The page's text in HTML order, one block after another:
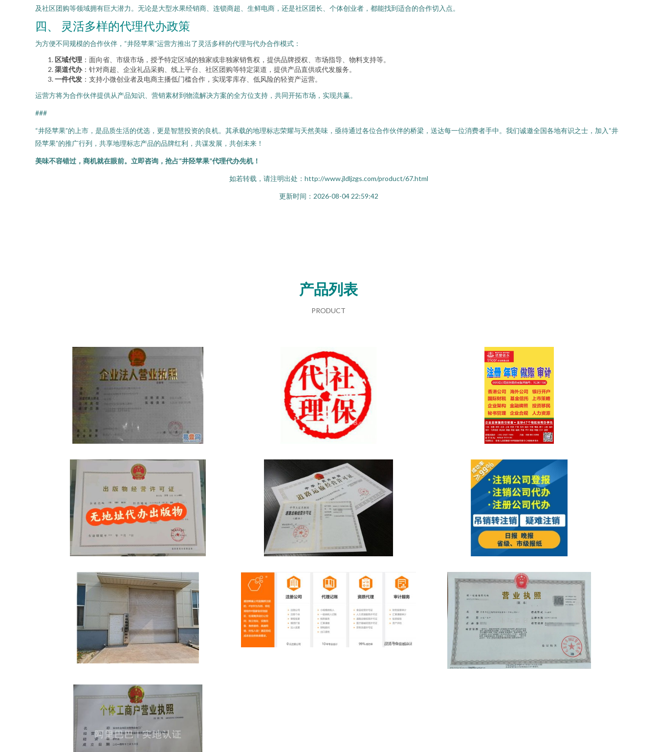
及社区团购等领域拥有巨大潜力。无论是大型水果经销商、连锁商超、生鲜电商，还是社区团长、个体创业者，都能找到适合的合作切入点。
四、 灵活多样的代理代办政策
为方便不同规模的合作伙伴，“井陉苹果”运营方推出了灵活多样的代理与代办合作模式：
区域代理 ：面向省、市级市场，授予特定区域的独家或非独家销售权，提供品牌授权、市场指导、物料支持等。
渠道代办：针对商超、企业礼品采购、线上平台、社区团购等特定渠道，提供产品直供或代发服务。
一件代发 ：支持小微创业者及电商主播低门槛合作，实现零库存、低风险的轻资产运营。
运营方将为合作伙伴提供从产品知识、营销素材到物流解决方案的全方位支持，共同开拓市场，实现共赢。
###
“井陉苹果”的上市，是品质生活的优选，更是智慧投资的良机。其承载的地理标志荣耀与天然美味，亟待通过各位合作伙伴的桥梁，送达每一位消费者手中。我们诚邀全国各地有识之士，加入“井
陉苹果”的推广行列，共享地理标志产品的品牌红利，共谋发展，共创未来！
美味不容错过，商机就在眼前。立即咨询，抢占“井陉苹果”代理代办先机！
如若转载，请注明出处：http://www.jldljzgs.com/product/67.html
更新时间：2026-08-04 22:59:42
产品列表
PRODUCT